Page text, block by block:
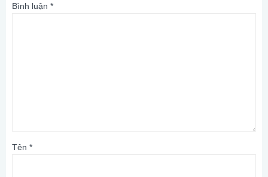
Bình luận *
Tên *